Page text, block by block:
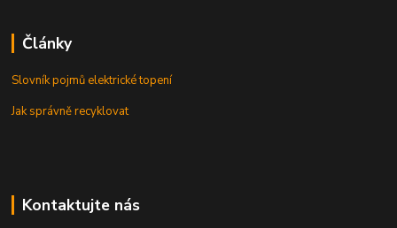
Články
Slovník pojmů elektrické topení
Jak správně recyklovat
Kontaktujte nás